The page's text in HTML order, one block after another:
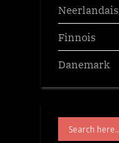
Neerlandais
Finnois
Danemark